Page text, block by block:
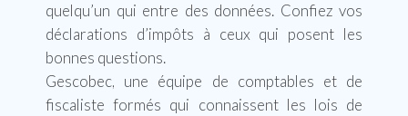
quelqu’un qui entre des données. Confiez vos
déclarations d’impôts à ceux qui posent les
bonnes questions.
Gescobec, une équipe de comptables et de
fiscaliste formés qui connaissent les lois de